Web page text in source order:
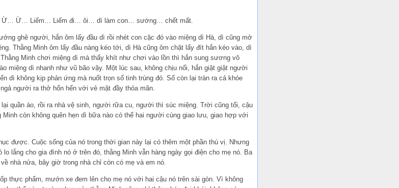
Ừ… Ừ… Liếm… Liếm đi… ôi… dì làm con… sướng… chết mất.
ghê người, hắn ôm lấy đầu dì rồi nhét con cặc đó vào miệng dì Hà, dì cũng mở
Thằng Minh ôm lấy đầu nàng kéo tới, dì Hà cũng ôm chặt lấy đít hắn kéo vào, dì
Minh chơi miệng dì mà thấy khít như chơi vào lồn thì hắn sung sương vô
miệng dì nhanh như vũ bão vậy. Một lúc sau, không chịu nổi, hắn giật giật người
dì không kịp phản ứng mà nuốt trọn số tinh trùng đó. Số còn lại tràn ra cả khóe
người ra thở hổn hển với vẻ mặt đầy thỏa mãn.
quần áo, rồi ra nhà vệ sinh, người rữa cu, người thì súc miệng. Trời cũng tối, cậu
còn không quên hẹn dì bữa nào có thể hai người cùng giao lưu, giao hợp với
được. Cuộc sống của nó trong thời gian này lại có thêm một phần thú vị. Nhưng
lắng cho gia đình nó ở trên đó, thằng Minh vẫn hàng ngày gọi điện cho mẹ nó. Ba
nhà nửa, bây giờ trong nhà chỉ còn có mẹ và em nó.
thực phẩm, mướn xe đem lên cho mẹ nó với hai cậu nó trên sài gòn. Vì không